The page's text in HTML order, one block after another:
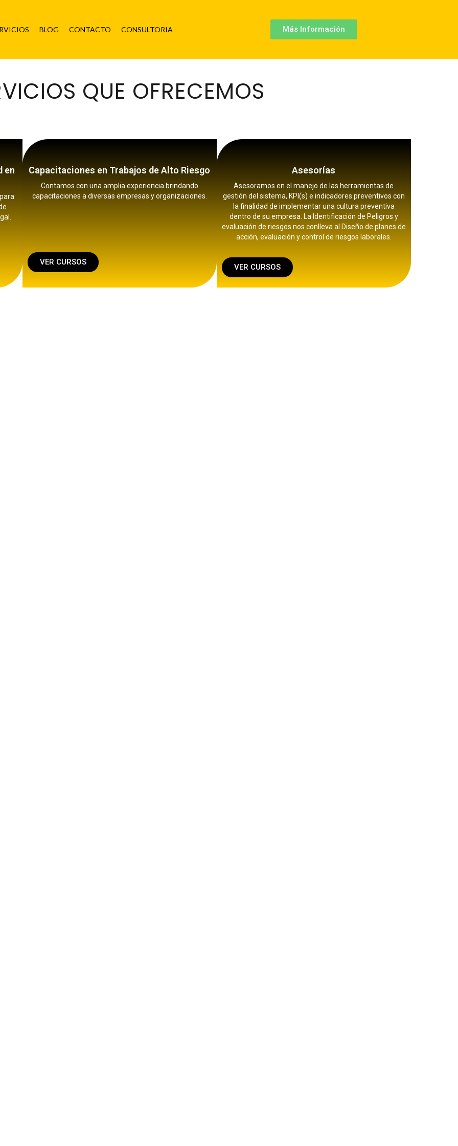
BLOG CONTACTO CONSULTORIA Más Información
QUE OFRECEMOS
en
Capacitaciones en Trabajos de Alto Riesgo
Contamos con una amplia experiencia brindando
capacitaciones a diversas empresas y organizaciones.
VER CURSOS
Asesorías
Asesoramos en el manejo de las herramientas de
gestión del sistema, KPI(s) e indicadores preventivos con
la finalidad de implementar una cultura preventiva
dentro de su empresa. La Identificación de Peligros y
evaluación de riesgos nos conlleva al Diseño de planes de
acción, evaluación y control de riesgos laborales.
VER CURSOS